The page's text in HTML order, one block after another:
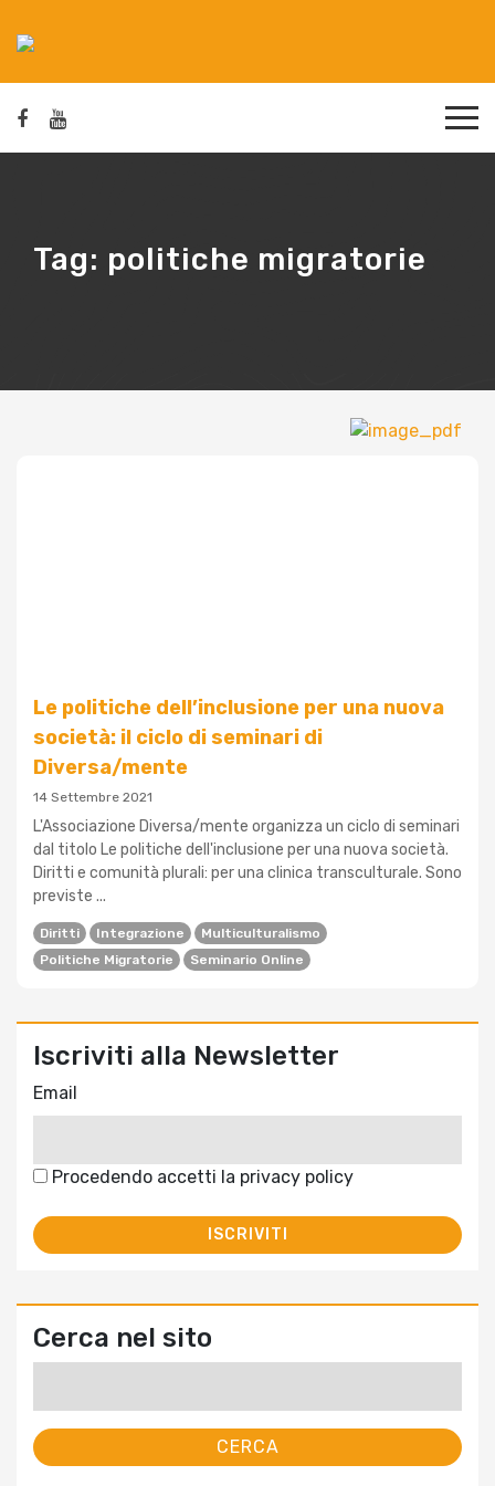
Tag: politiche migratorie
Le politiche dell’inclusione per una nuova
società: il ciclo di seminari di
Diversa/mente
14 Settembre 2021
L'Associazione Diversa/mente organizza un ciclo di seminari
dal titolo Le politiche dell'inclusione per una nuova società.
Diritti e comunità plurali: per una clinica transculturale. Sono
previste ...
Diritti Integrazione
Multiculturalismo
Politiche Migratorie
Seminario Online
Iscriviti alla Newsletter
Email
Procedendo accetti la privacy policy
Cerca nel sito